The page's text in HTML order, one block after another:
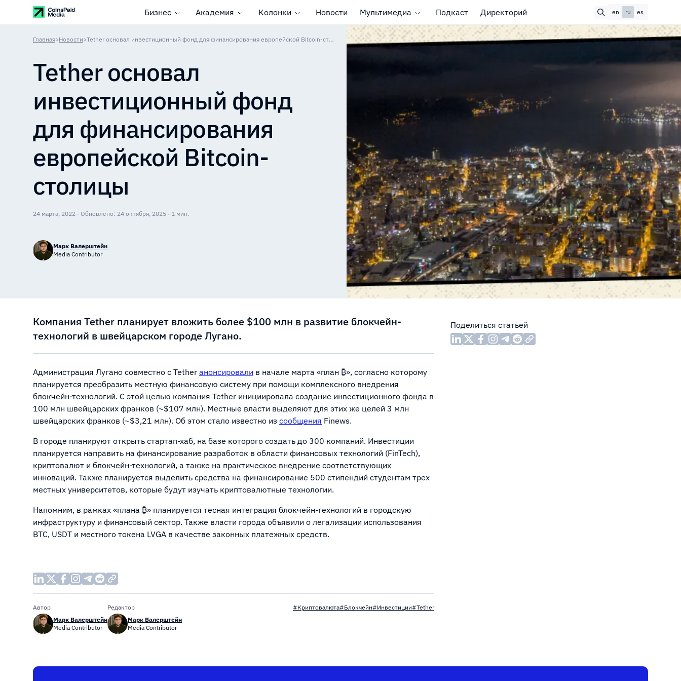
Бизнес Академия Колонки Новости Мультимедиа Подкаст Директорий en ru es
Главная>Новости> Tether основал инвестиционный фонд для финансирования европейской Bitcoin-столицы
Tether основал
инвестиционный фонд
для финансирования
европейской Bitcoin-
столицы
24 марта, 2022 · Обновлено: 24 октября, 2025 · 1 мин.
Марк Валерштейн
Media Contributor
Компания Tether планирует вложить более $100 млн в развитие блокчейн-
технологий в швейцарском городе Лугано.
Администрация Лугано совместно с Tether анонсировали в начале марта «план ₿», согласно которому
планируется преобразить местную финансовую систему при помощи комплексного внедрения
блокчейн-технологий. С этой целью компания Tether инициировала создание инвестиционного фонда в
100 млн швейцарских франков (~$107 млн). Местные власти выделяют для этих же целей 3 млн
швейцарских франков (~$3,21 млн). Об этом стало известно из сообщения Finews.
В городе планируют открыть стартап-хаб, на базе которого создать до 300 компаний. Инвестиции
планируется направить на финансирование разработок в области финансовых технологий (FinTech),
криптовалют и блокчейн-технологий, а также на практическое внедрение соответствующих
инноваций. Также планируется выделить средства на финансирование 500 стипендий студентам трех
местных университетов, которые будут изучать криптовалютные технологии.
Напомним, в рамках «плана ₿» планируется тесная интеграция блокчейн-технологий в городскую
инфраструктуру и финансовый сектор. Также власти города объявили о легализации использования
BTC, USDT и местного токена LVGA в качестве законных платежных средств.
Поделиться статьей
Автор
Марк Валерштейн
Media Contributor
Редактор
Марк Валерштейн
Media Contributor
#Криптовалюта#Блокчейн#Инвестиции#Tether